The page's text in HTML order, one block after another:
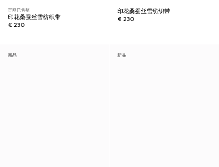
官网已售罄
印花桑蚕丝雪纺织带
€ 230
印花桑蚕丝雪纺织带
€ 230
新品 新品